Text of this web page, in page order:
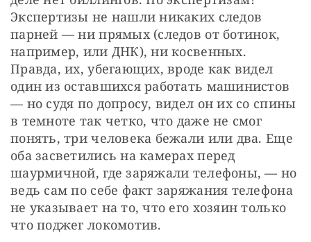
Экспертизы не нашли никаких следов
парней — ни прямых (следов от ботинок,
например, или ДНК), ни косвенных.
Правда, их, убегающих, вроде как видел
один из оставшихся работать машинистов
— но судя по допросу, видел он их со спины
в темноте так четко, что даже не смог
понять, три человека бежали или два. Еще
оба засветились на камерах перед
шаурмичной, где заряжали телефоны, — но
ведь сам по себе факт заряжания телефона
не указывает на то, что его хозяин только
что поджег локомотив.